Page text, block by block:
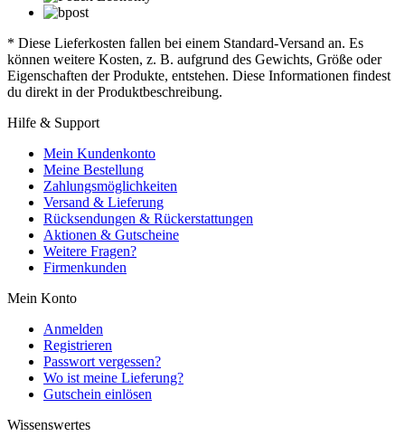
* Diese Lieferkosten fallen bei einem Standard-Versand an. Es
können weitere Kosten, z. B. aufgrund des Gewichts, Größe oder
Eigenschaften der Produkte, entstehen. Diese Informationen findest
du direkt in der Produktbeschreibung.
Hilfe & Support
Mein Kundenkonto
Meine Bestellung
Zahlungsmöglichkeiten
Versand & Lieferung
Rücksendungen & Rückerstattungen
Aktionen & Gutscheine
Weitere Fragen?
Firmenkunden
Mein Konto
Anmelden
Registrieren
Passwort vergessen?
Wo ist meine Lieferung?
Gutschein einlösen
Wissenswertes